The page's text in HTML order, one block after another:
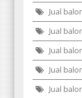
Jual
Jual
Jual
Jual
Jual